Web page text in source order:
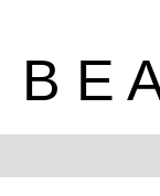
B E